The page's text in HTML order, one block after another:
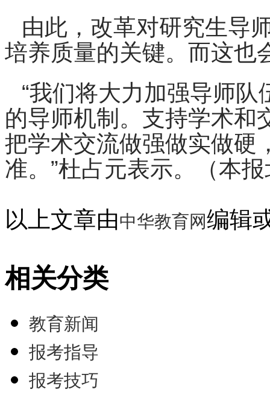
由此，改革对研究生导
培养质量的关键。而这也
“我们将大力加强导师
的导师机制。支持学术和
把学术交流做强做实做硬
准。”杜占元表示。（本
以上文章由中华教育网编辑
相关分类
教育新闻
报考指导
报考技巧